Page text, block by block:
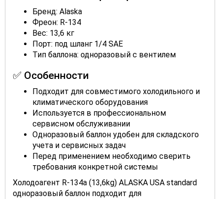
Бренд: Alaska
Фреон: R-134
Вес: 13,6 кг
Порт: под шланг 1/4 SAE
Тип баллона: одноразовый с вентилем
✅ Особенности
Подходит для совместимого холодильного и
климатического оборудования
Используется в профессиональном
сервисном обслуживании
Одноразовый баллон удобен для складского
учета и сервисных задач
Перед применением необходимо сверить
требования конкретной системы
Холодоагент R-134а (13,6kg) ALASKA USA standard
одноразовый баллон подходит для